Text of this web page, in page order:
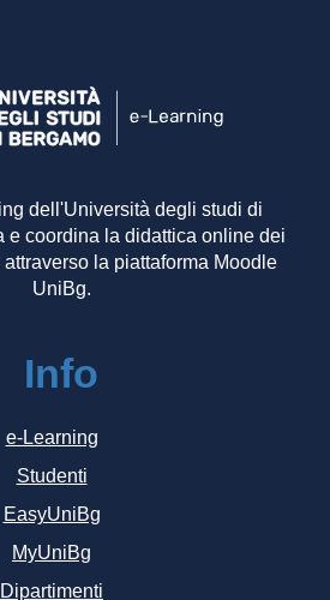
dell'Università degli studi di
e coordina la didattica online dei
la piattaforma Moodle
UniBg.
Info
e-Learning
Studenti
EasyUniBg
MyUniBg
Dipartimenti